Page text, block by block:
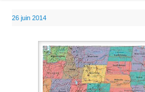
26 juin 2014